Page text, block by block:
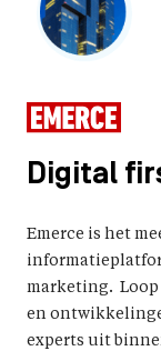
Digital
Emerce is het
marketing. Loop
en
experts uit